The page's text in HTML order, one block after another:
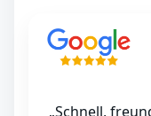
„Schnell,